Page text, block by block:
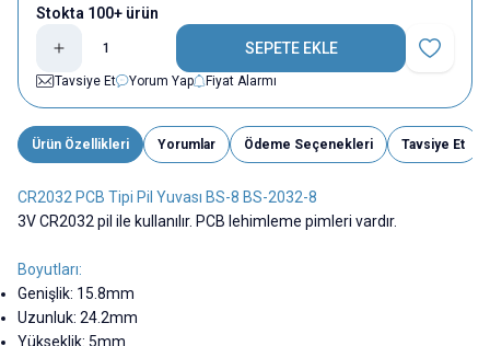
Stokta 100+ ürün
SEPETE EKLE
Favoriye
Tavsiye Et
Yorum Yap Fiyat Alarmı
Ürün Özellikleri Yorumlar Ödeme Seçenekleri Tavsiye Et
CR2032 PCB Tipi Pil Yuvası BS-8 BS-2032-8
3V CR2032 pil ile kullanılır. PCB lehimleme pimleri vardır.
Boyutları:
Genişlik: 15.8mm
Uzunluk: 24.2mm
Yükseklik: 5mm